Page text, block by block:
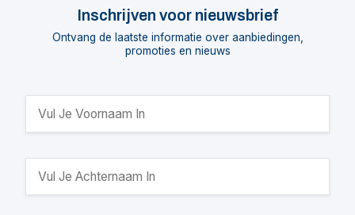
Inschrijven voor nieuwsbrief
Ontvang de laatste informatie over aanbiedingen,
promoties en nieuws